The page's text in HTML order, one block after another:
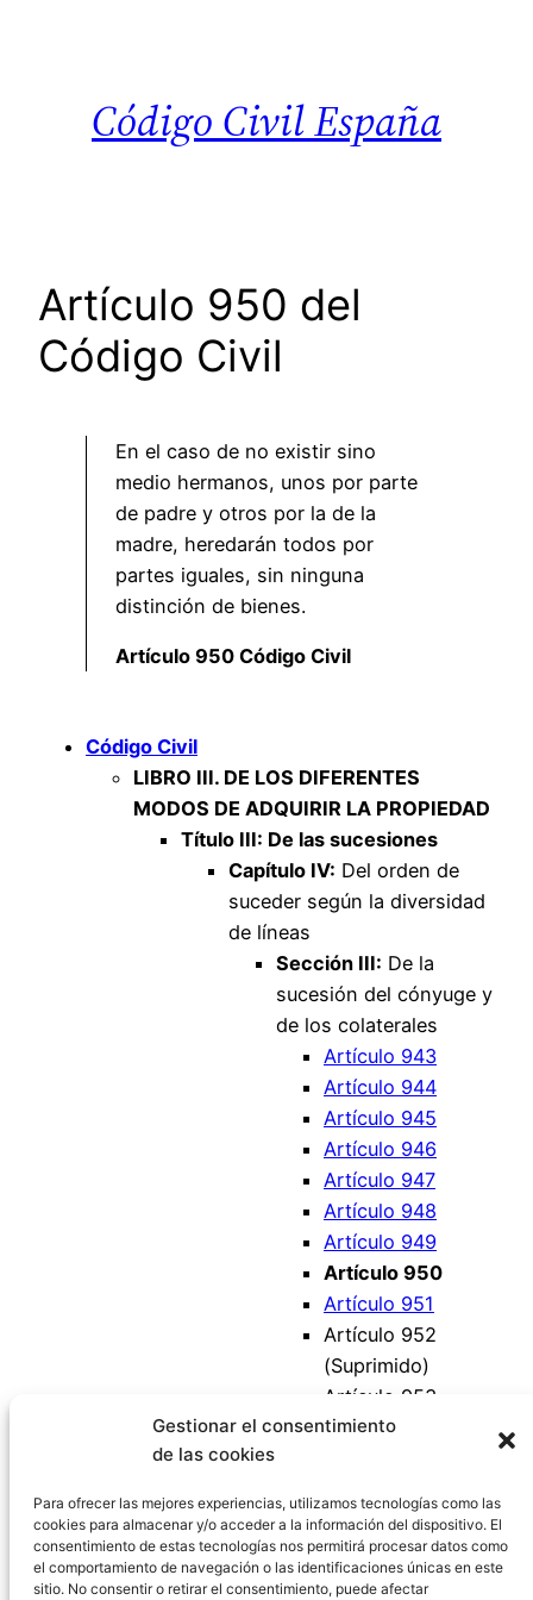
Gestionar el consentimiento
de las cookies
Para ofrecer las mejores experiencias, utilizamos tecnologías como las
cookies para almacenar y/o acceder a la información del dispositivo. El
consentimiento de estas tecnologías nos permitirá procesar datos como
el comportamiento de navegación o las identificaciones únicas en este
sitio. No consentir o retirar el consentimiento, puede afectar
Código Civil España
Artículo 950 del
Código Civil
En el caso de no existir sino
medio hermanos, unos por parte
de padre y otros por la de la
madre, heredarán todos por
partes iguales, sin ninguna
distinción de bienes.
Artículo 950 Código Civil
Código Civil
LIBRO III. DE LOS DIFERENTES
MODOS DE ADQUIRIR LA PROPIEDAD
Título III: De las sucesiones
Capítulo IV: Del orden de
suceder según la diversidad
de líneas
Sección III: De la
sucesión del cónyuge y
de los colaterales
Artículo 943
Artículo 944
Artículo 945
Artículo 946
Artículo 947
Artículo 948
Artículo 949
Artículo 950
Artículo 951
Artículo 952
(Suprimido)
Artículo 953
(Suprimido)